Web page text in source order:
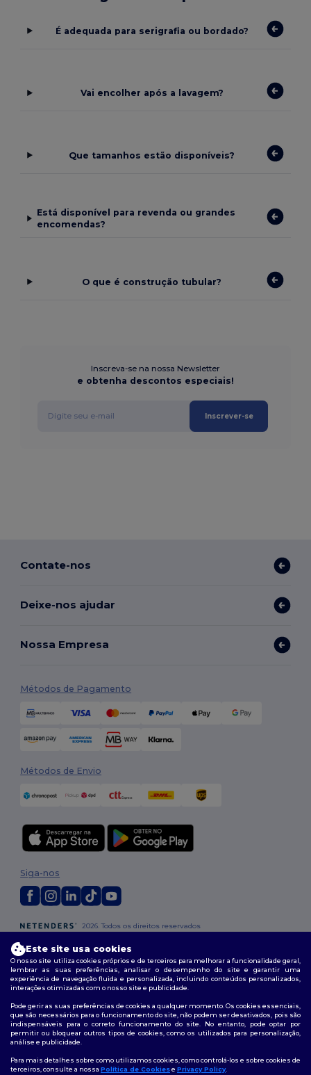
É adequada para serigrafia ou bordado?
Vai encolher após a lavagem?
Que tamanhos estão disponíveis?
Está disponível para revenda ou grandes
encomendas?
O que é construção tubular?
Inscreva-se na nossa Newsletter
e obtenha descontos especiais!
Inscrever-se
Contate-nos
Deixe-nos ajudar
Nossa Empresa
Métodos de Pagamento
Métodos de Envio
2026. Todos os direitos reservados
|Política de cookies|Mapa do Site
Siga-nos
Este site usa cookies
O nosso site utiliza cookies próprios e de terceiros para melhorar a funcionalidade geral,
lembrar as suas preferências, analisar o desempenho do site e garantir uma
experiência de navegação fluida e personalizada, incluindo conteúdos personalizados,
interações otimizadas com o nosso site e publicidade.
Pode gerir as suas preferências de cookies a qualquer momento. Os cookies essenciais,
que são necessários para o funcionamento do site, não podem ser desativados, pois são
indispensáveis para o correto funcionamento do site. No entanto, pode optar por
permitir ou bloquear outros tipos de cookies, como os utilizados para personalização,
análise e publicidade.
Para mais detalhes sobre como utilizamos cookies, como controlá-los e sobre cookies de
terceiros, consulte a nossa Política de Cookiese Privacy Policy.